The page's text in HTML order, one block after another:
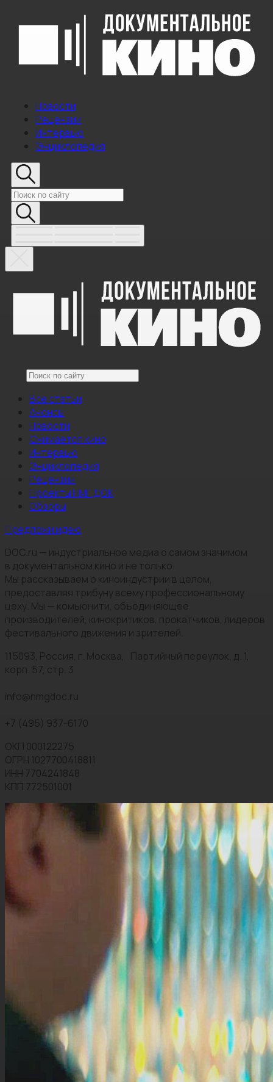
Новости
Рецензии
Интервью
Энциклопедия
Все статьи
Анонсы
Новости
Снимается кино
Интервью
Энциклопедия
Рецензии
Проекты НМГ ДОК
Обзоры
Предложи идею
DOC.ru — индустриальное медиа о самом значимом
в документальном кино и не только.
Мы рассказываем о киноиндустрии в целом,
предоставляя трибуну всему профессиональному
цеху. Мы — комьюнити, объединяющее
производителей, кинокритиков, прокатчиков, лидеров
фестивального движения и зрителей.
115093, Россия, г. Москва, Партийный переулок, д. 1,
корп. 57, стр. 3
info@nmgdoc.ru
+7 (495) 937-6170
ОКП 000122275
ОГРН 1027700418811
ИНН 7704241848
КПП 772501001